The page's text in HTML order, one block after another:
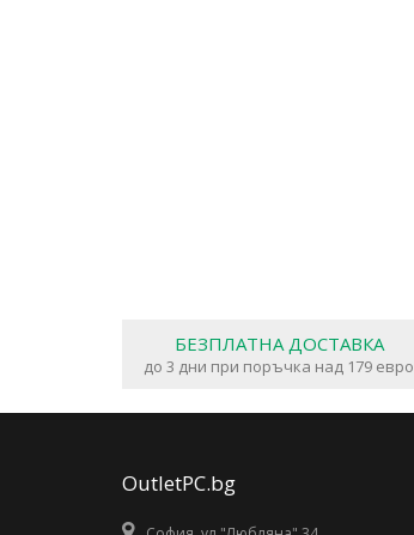
БЕЗПЛАТНА ДОСТАВКА
до 3 дни при поръчка над 179 евро
OutletPC.bg